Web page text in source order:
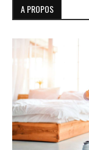
A PROPOS